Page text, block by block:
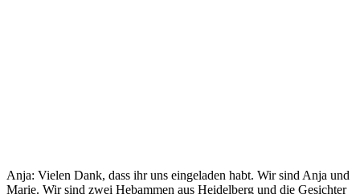
Anja: Vielen Dank, dass ihr uns eingeladen habt. Wir sind Anja und
Marie. Wir sind zwei Hebammen aus Heidelberg und die Gesichter